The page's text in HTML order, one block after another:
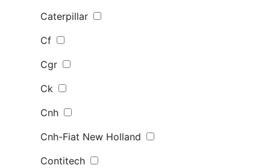
Caterpillar
Cf
Cgr
Ck
Cnh
Cnh-Fiat New Holland
Contitech